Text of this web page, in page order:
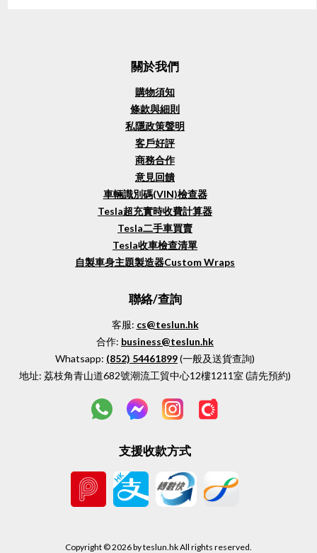
關於我們
購物須知
條款與細則
私隱政策聲明
客戶好評
商務合作
意見回饋
車輛識別碼(VIN)檢查器
Tesla超充實時收費計算器
Tesla二手車買賣
Tesla收車檢查清單
自製車身主題製造器Custom Wraps
聯絡/查詢
客服: cs@teslun.hk
合作: business@teslun.hk
Whatsapp: (852) 54461899(一般及送貨查詢)
地址: 荔枝角青山道682號潮流工貿中心12樓1211室 (請先預約)
支援收款方式
Copyright ©2026by teslun.hk All rights reserved.